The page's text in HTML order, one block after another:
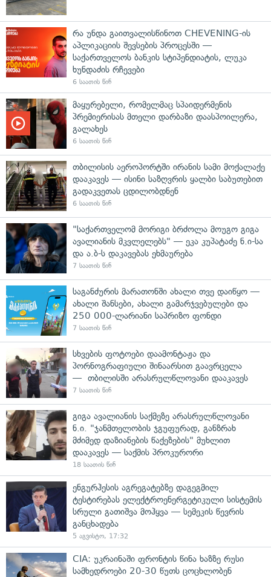
რა უნდა გაითვალისწინოთ CHEVENING-ის
აპლიკაციის შევსების პროცესში —
საქართველოს ბანკის სტიპენდიატის, ლუკა
ხუნდაძის რჩევები
6 საათის წინ
მაყურებელი, რომელმაც სპაიდერმენის
პრემიერისას მთელი დარბაზი დაასპოილერა,
გალახეს
6 საათის წინ
თბილისის აეროპორტში ირანის სამი მოქალაქე
დააკავეს — ისინი საზღვრის ყალბი საბუთებით
გადაკვეთას ცდილობდნენ
6 საათის წინ
"საქართველომ მორიგი ბრძოლა მოუგო გიგა
ავალიანის მკვლელებს" — ეკა კუპატაძე ნ.ი-სა
და ა.ბ-ს დაკავებას ეხმაურება
7 საათის წინ
საგანძურის მარათონში ახალი თვე დაიწყო —
ახალი შანსები, ახალი გამარჯვებულები და
250 000-ლარიანი საპრიზო ფონდი
7 საათის წინ
სხვების ფოტოები დაამონტაჟა და
პორნოგრაფიული შინაარსით გაავრცელა
— თბილისში არასრულწლოვანი დააკავეს
7 საათის წინ
გიგა ავალიანის საქმეზე არასრულწლოვანი
ნ.ი. "ჯანმთელობის ჯგუფურად, განზრახ
მძიმედ დაზიანების წაქეზების" მუხლით
დააკავეს — საქმის პროკურორი
18 საათის წინ
ენგურჰესის აგრეგატებზე დაგეგმილ
ტესტირებას ელექტროენერგეტიკული სისტემის
სრული გათიშვა მოჰყვა — სემეკის წევრის
განცხადება
5 აგვისტო, 17:32
CIA: უკრაინაში ფრონტის წინა ხაზზე რუსი
სამხედროები 20-30 წუთს ცოცხლობენ